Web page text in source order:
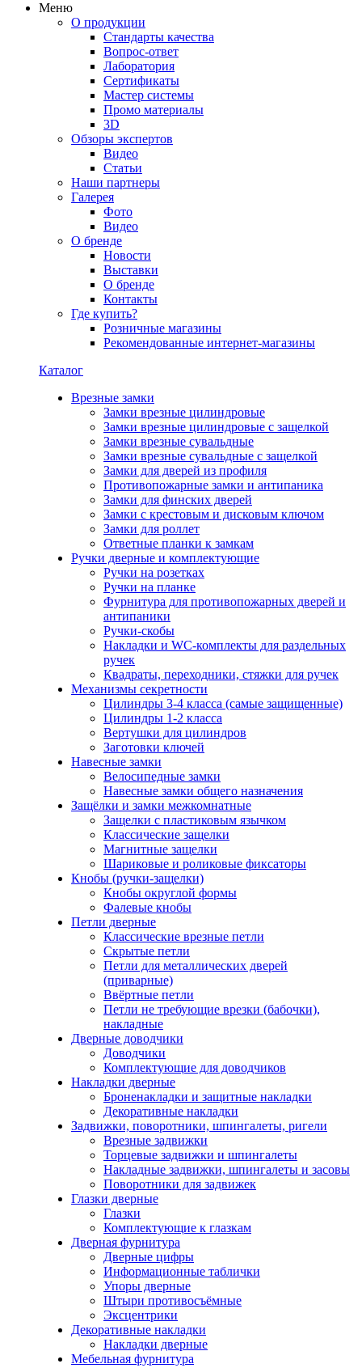
Меню
О продукции
Стандарты качества
Вопрос-ответ
Лаборатория
Сертификаты
Мастер системы
Промо материалы
3D
Обзоры экспертов
Видео
Статьи
Наши партнеры
Галерея
Фото
Видео
О бренде
Новости
Выставки
О бренде
Контакты
Где купить?
Розничные магазины
Рекомендованные интернет-магазины
Каталог
Врезные замки
Замки врезные цилиндровые
Замки врезные цилиндровые с защелкой
Замки врезные сувальдные
Замки врезные сувальдные с защелкой
Замки для дверей из профиля
Противопожарные замки и антипаника
Замки для финских дверей
Замки с крестовым и дисковым ключом
Замки для роллет
Ответные планки к замкам
Ручки дверные и комплектующие
Ручки на розетках
Ручки на планке
Фурнитура для противопожарных дверей и
антипаники
Ручки-скобы
Накладки и WC-комплекты для раздельных
ручек
Квадраты, переходники, стяжки для ручек
Механизмы секретности
Цилиндры 3-4 класса (самые защищенные)
Цилиндры 1-2 класса
Вертушки для цилиндров
Заготовки ключей
Навесные замки
Велосипедные замки
Навесные замки общего назначения
Защёлки и замки межкомнатные
Защелки с пластиковым язычком
Классические защелки
Магнитные защелки
Шариковые и роликовые фиксаторы
Кнобы (ручки-защелки)
Кнобы округлой формы
Фалевые кнобы
Петли дверные
Классические врезные петли
Скрытые петли
Петли для металлических дверей
(приварные)
Ввёртные петли
Петли не требующие врезки (бабочки),
накладные
Дверные доводчики
Доводчики
Комплектующие для доводчиков
Накладки дверные
Броненакладки и защитные накладки
Декоративные накладки
Задвижки, поворотники, шпингалеты, ригели
Врезные задвижки
Торцевые задвижки и шпингалеты
Накладные задвижки, шпингалеты и засовы
Поворотники для задвижек
Глазки дверные
Глазки
Комплектующие к глазкам
Дверная фурнитура
Дверные цифры
Информационные таблички
Упоры дверные
Штыри противосъёмные
Эксцентрики
Декоративные накладки
Накладки дверные
Мебельная фурнитура